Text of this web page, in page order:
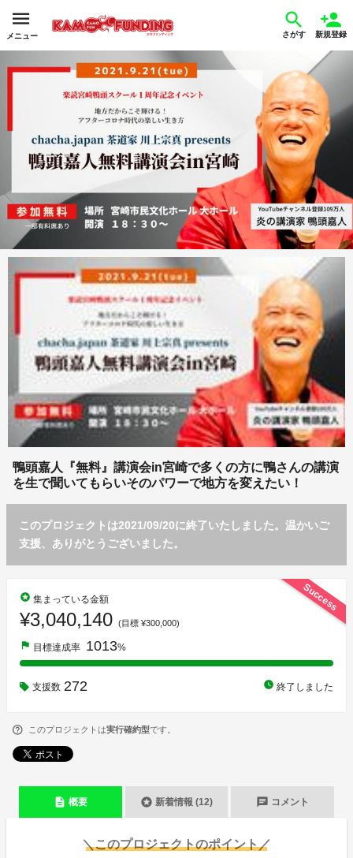
メニュー さがす 新規登録
鴨頭嘉人『無料』講演会in宮崎で多くの方に鴨さんの講演
を生で聞いてもらいそのパワーで地方を変えたい！
このプロジェクトは2021/09/20に終了いたしました。温かいご
支援、ありがとうございました。
Success
stars 集まっている金額
¥3,040,140 (目標 ¥300,000)
flag 目標達成率 1013%
支援数 272 watch_later 終了しました
このプロジェクトは実行確約型です。
description 概要 stars 新着情報 (12) chat コメント
＼このプロジェクトのポイント／